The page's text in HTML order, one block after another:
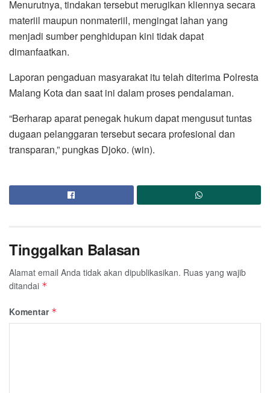
Menurutnya, tindakan tersebut merugikan kliennya secara
materiil maupun nonmateriil, mengingat lahan yang
menjadi sumber penghidupan kini tidak dapat
dimanfaatkan.
Laporan pengaduan masyarakat itu telah diterima Polresta
Malang Kota dan saat ini dalam proses pendalaman.
“Berharap aparat penegak hukum dapat mengusut tuntas
dugaan pelanggaran tersebut secara profesional dan
transparan,” pungkas Djoko. (win).
Tinggalkan Balasan
Alamat email Anda tidak akan dipublikasikan. Ruas yang wajib
ditandai *
Komentar *